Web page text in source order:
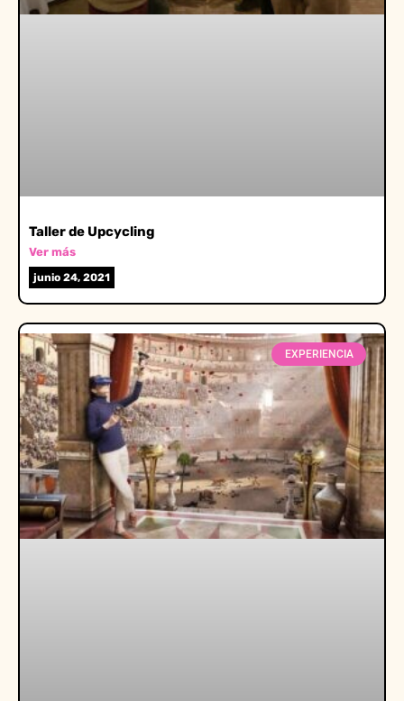
Taller de Upcycling
Ver más
junio 24, 2021
EXPERIENCIA